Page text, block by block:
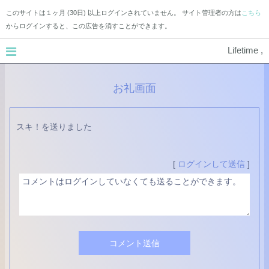
このサイトは１ヶ月 (30日) 以上ログインされていません。 サイト管理者の方は こちら
からログインすると、この広告を消すことができます。
Lifetime ,
お礼画面
スキ！を送りました
[ ログインして送信 ]
コメント送信